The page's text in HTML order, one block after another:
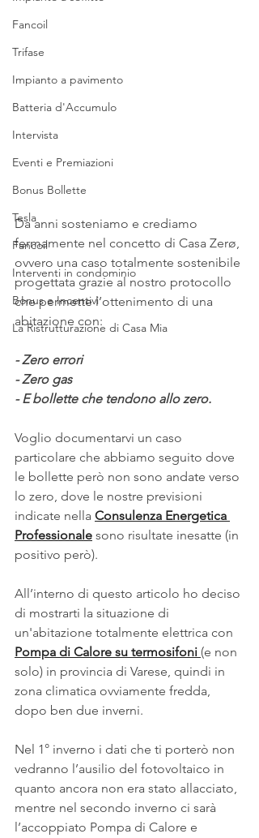
Fancoil
Trifase
Impianto a pavimento
Batteria d'Accumulo
Intervista
Eventi e Premiazioni
Bonus Bollette
Tesla
Fancoil
Interventi in condominio
Bonus e Incentivi
La Ristrutturazione di Casa Mia
Da anni sosteniamo e crediamo
fermamente nel concetto di Casa Zerø,
ovvero una caso totalmente sostenibile
progettata grazie al nostro protocollo
che permette l’ottenimento di una
abitazione con:
- Zero errori
- Zero gas
- E bollette che tendono allo zero.
Voglio documentarvi un caso
particolare che abbiamo seguito dove
le bollette però non sono andate verso
lo zero, dove le nostre previsioni
indicate nella Consulenza Energetica
Professionale sono risultate inesatte (in
positivo però).
All’interno di questo articolo ho deciso
di mostrarti la situazione di
un'abitazione totalmente elettrica con
Pompa di Calore su termosifoni (e non
solo) in provincia di Varese, quindi in
zona climatica ovviamente fredda,
dopo ben due inverni.
Nel 1° inverno i dati che ti porterò non
vedranno l’ausilio del fotovoltaico in
quanto ancora non era stato allacciato,
mentre nel secondo inverno ci sarà
l’accoppiato Pompa di Calore e